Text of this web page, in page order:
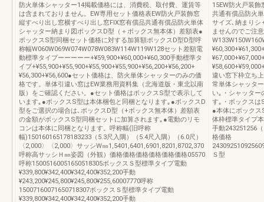
防火単体シャッター14掲載価格には、消費税、取付費、運賃等
は含まれておりません。EW専用セット価格表EW防火戸装飾窓
縦すべり出し窓横すべり出し窓FIX窓有償品共通有償品防火単体
シャッター納まり図ボックスD型（＋ボックス無本体）差額表●
ボックスS型同梱セット価格に対する加算額ボックスD型D型呼
称幅W060W069W074W078W083W114W119W128セット差額電
動標準タイプーーーーー+¥59,900+¥60,000+¥60,300手動標準タ
イプ+¥55,900+¥55,900+¥55,900+¥55,900+¥56,200+¥56,200+
¥56,300+¥56,600●セット価格は、防火単体シャッターのみの価
格です。単体引違い窓はEW業務用資料集（北海道版・東北以南
版）をご確認ください。●セット価格はボックスS型で表示して
います｡●ボックスS型は本体梱包と同梱となります｡●ボックスD
型をご選択の場合は､ボックスD型（+ボックス無本体）差額表
の金額がボックスS型同梱セットに加算されます｡●電動のリモ
コンは本体に同梱となります。呼称幅(旧呼称
幅)150160165178183233（5.3尺入隅）（5.4尺入隅）（6.0尺）
〈2,000〉〈2,000〉サッシW㎜1,5401,6401,6901,8201,8702,370
呼称高サッシＨ㎜姿図（外観）価格価格価格価格価格価格05570
呼称15005160051650518305ボックスＳ型標準タイプ電動
¥339,800¥342,400¥342,400¥352,200手動
¥243,200¥245,800¥245,800¥255,60007770呼称
15007160071650718307ボックスＳ型標準タイプ電動
¥339,800¥342,400¥342,400¥352,200手動
15EW防火戸装
共通有償品防火
サイズ､納まりシ
ませんのでご注
違い窓下枠立ち
常単体シャッタ
い｡・シャッター
す｡・ボックス
●本体にボックス
体枠標準タイプ
手動243251256
格価格
Ｓ型